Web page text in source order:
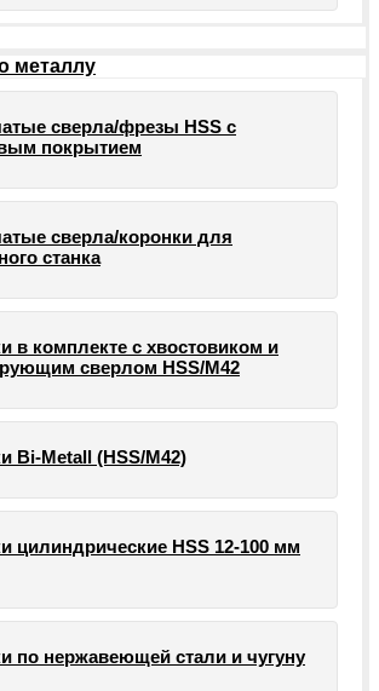
металлу
сверла/фрезы HSS c
покрытием
сверла/коронки для
станка
в комплекте с хвостовиком и
сверлом HSS/М42
Bi-Metall (HSS/М42)
цилиндрические HSS 12-100 мм
по нержавеющей стали и чугуну